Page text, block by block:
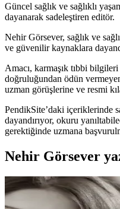
Güncel sağlık ve sağlıklı
dayanarak sadeleştiren editör.
Nehir Görsever, sağlık ve
ve güvenilir kaynaklara
Amacı, karmaşık tıbbi
doğruluğundan ödün
uzman görüşlerine ve resmi
PendikSite’daki içeriklerinde
dayandırıyor, okuru
gerektiğinde uzmana
Nehir Görsever